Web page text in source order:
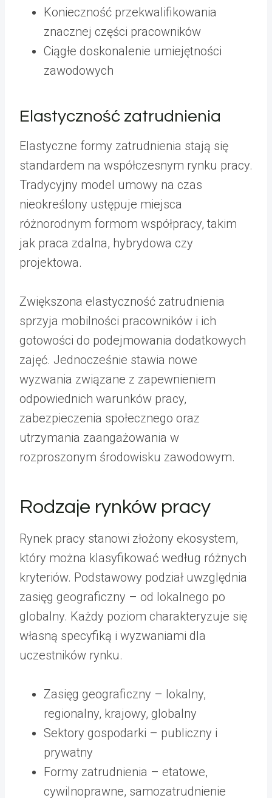
Konieczność przekwalifikowania
znacznej części pracowników
Ciągłe doskonalenie umiejętności
zawodowych
Elastyczność zatrudnienia
Elastyczne formy zatrudnienia stają się
standardem na współczesnym rynku pracy.
Tradycyjny model umowy na czas
nieokreślony ustępuje miejsca
różnorodnym formom współpracy, takim
jak praca zdalna, hybrydowa czy
projektowa.
Zwiększona elastyczność zatrudnienia
sprzyja mobilności pracowników i ich
gotowości do podejmowania dodatkowych
zajęć. Jednocześnie stawia nowe
wyzwania związane z zapewnieniem
odpowiednich warunków pracy,
zabezpieczenia społecznego oraz
utrzymania zaangażowania w
rozproszonym środowisku zawodowym.
Rodzaje rynków pracy
Rynek pracy stanowi złożony ekosystem,
który można klasyfikować według różnych
kryteriów. Podstawowy podział uwzględnia
zasięg geograficzny – od lokalnego po
globalny. Każdy poziom charakteryzuje się
własną specyfiką i wyzwaniami dla
uczestników rynku.
Zasięg geograficzny – lokalny,
regionalny, krajowy, globalny
Sektory gospodarki – publiczny i
prywatny
Formy zatrudnienia – etatowe,
cywilnoprawne, samozatrudnienie